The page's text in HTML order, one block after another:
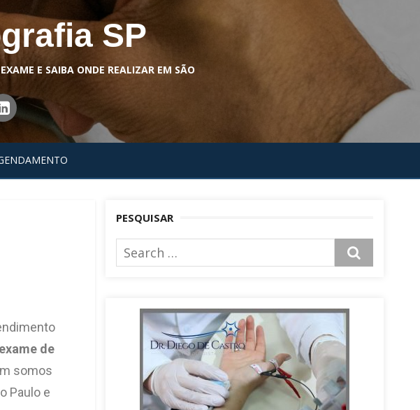
SP
E SAIBA ONDE REALIZAR EM SÃO
exame de
somos
Paulo e
PESQUISAR